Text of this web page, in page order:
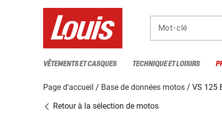
Mot-clé
VÊTEMENTS ET CASQUES TECHNIQUE ET LOISIRS
Page d'accueil Base de données motos
VS 125
Retour à la sélection de motos